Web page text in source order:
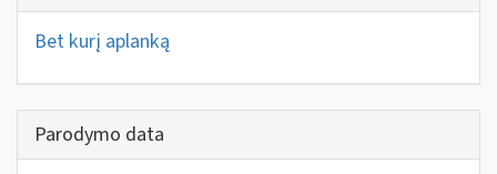
Bet kurį aplanką
Parodymo data